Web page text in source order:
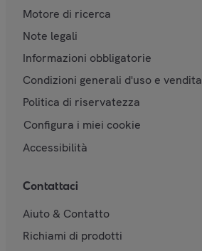
Motore di ricerca
Note legali
Informazioni obbligatorie
Condizioni generali d'uso e vendita
Politica di riservatezza
Configura i miei cookie
Accessibilità
Contattaci
Aiuto & Contatto
Richiami di prodotti